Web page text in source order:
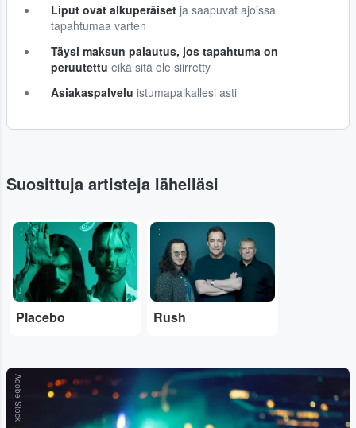
Liput ovat alkuperäiset ja saapuvat ajoissa
tapahtumaa varten
Täysi maksun palautus, jos tapahtuma on
peruutettu eikä sitä ole siirretty
Asiakaspalvelu istumapaikallesi asti
Suosittuja artisteja lähelläsi
...
Placebo
...
Rush
Adobe Stock